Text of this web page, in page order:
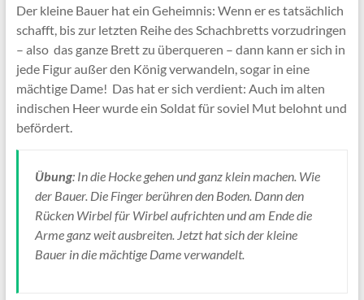
Der kleine Bauer hat ein Geheimnis: Wenn er es tatsächlich
schafft, bis zur letzten Reihe des Schachbretts vorzudringen
– also das ganze Brett zu überqueren – dann kann er sich in
jede Figur außer den König verwandeln, sogar in eine
mächtige Dame! Das hat er sich verdient: Auch im alten
indischen Heer wurde ein Soldat für soviel Mut belohnt und
befördert.
Übung: In die Hocke gehen und ganz klein machen. Wie
der Bauer. Die Finger berühren den Boden. Dann den
Rücken Wirbel für Wirbel aufrichten und am Ende die
Arme ganz weit ausbreiten. Jetzt hat sich der kleine
Bauer in die mächtige Dame verwandelt.